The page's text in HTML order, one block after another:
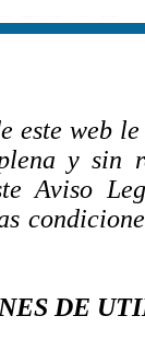
este web
y sin
Aviso
DE